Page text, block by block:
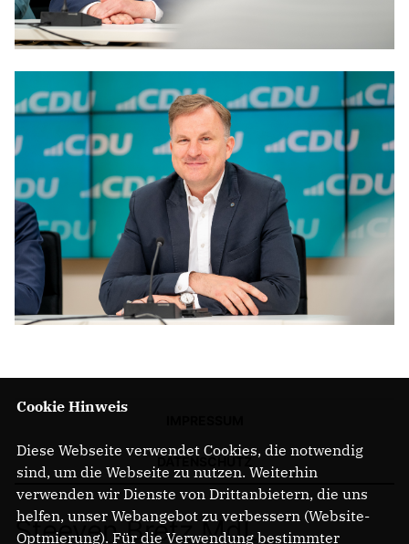
Steeven Bretz MdL
Cookie Hinweis
Diese Webseite verwendet Cookies, die notwendig
sind, um die Webseite zu nutzen. Weiterhin
verwenden wir Dienste von Drittanbietern, die uns
helfen, unser Webangebot zu verbessern (Website-
Optmierung). Für die Verwendung bestimmter